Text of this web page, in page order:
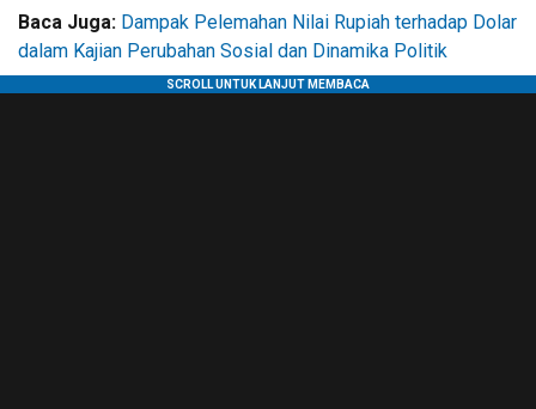
Baca Juga: Dampak Pelemahan Nilai Rupiah terhadap Dolar
dalam Kajian Perubahan Sosial dan Dinamika Politik